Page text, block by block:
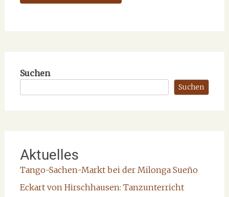
Suchen
Suchen
Aktuelles
Tango-Sachen-Markt bei der Milonga Sueño
Eckart von Hirschhausen: Tanzunterricht